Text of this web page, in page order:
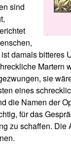
sind
damals bitteres
Martern
sie
eines
die Namen der
für das
zu schaffen. Die